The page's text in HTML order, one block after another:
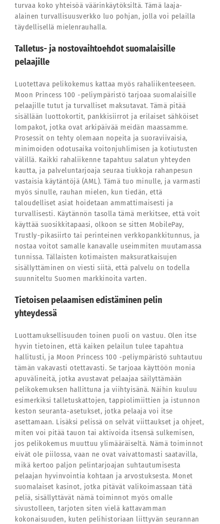
turvaa koko yhteisöä väärinkäytöksiltä. Tämä laaja-
alainen turvallisuusverkko luo pohjan, jolla voi pelailla
täydellisellä mielenrauhalla.
Talletus- ja nostovaihtoehdot suomalaisille
pelaajille
Luotettava pelikokemus kattaa myös rahaliikenteeseen.
Moon Princess 100 -peliympäristö tarjoaa suomalaisille
pelaajille tutut ja turvalliset maksutavat. Tämä pitää
sisällään luottokortit, pankkisiirrot ja erilaiset sähköiset
lompakot, jotka ovat arkipäivää meidän maassamme.
Prosessit on tehty olemaan nopeita ja suoraviivaisia,
minimoiden odotusaika voitonjuhlimisen ja kotiutusten
välillä. Kaikki rahaliikenne tapahtuu salatun yhteyden
kautta, ja palveluntarjoaja seuraa tiukkoja rahanpesun
vastaisia käytäntöjä (AML). Tämä tuo minulle, ja varmasti
myös sinulle, rauhan mielen, kun tiedän, että
taloudelliset asiat hoidetaan ammattimaisesti ja
turvallisesti. Käytännön tasolla tämä merkitsee, että voit
käyttää suosikkitapaasi, olkoon se sitten MobilePay,
Trustly-pikasiirto tai perinteinen verkkopankkitunnus, ja
nostaa voitot samalle kanavalle useimmiten muutamassa
tunnissa. Tällaisten kotimaisten maksuratkaisujen
sisällyttäminen on viesti siitä, että palvelu on todella
suunniteltu Suomen markkinoita varten.
Tietoisen pelaamisen edistäminen pelin
yhteydessä
Luottamuksellisuuden toinen puoli on vastuu. Olen itse
hyvin tietoinen, että kaiken pelailun tulee tapahtua
hallitusti, ja Moon Princess 100 -peliympäristö suhtautuu
tämän vakavasti otettavasti. Se tarjoaa käyttöön monia
apuvälineitä, jotka avustavat pelaajaa säilyttämään
pelikokemuksen hallittuna ja viihtyisänä. Näihin kuuluu
esimerkiksi talletuskattojen, tappiolimiittien ja istunnon
keston seuranta-asetukset, jotka pelaaja voi itse
asettamaan. Lisäksi pelissä on selvät viittaukset ja ohjeet,
miten voi pitää tauon tai aktivoida itsensä sulkemisen,
jos pelikokemus muuttuu ylimääräiseltä. Nämä toiminnot
eivät ole piilossa, vaan ne ovat vaivattomasti saatavilla,
mikä kertoo paljon pelintarjoajan suhtautumisesta
pelaajan hyvinvointia kohtaan ja arvostuksesta. Monet
suomalaiset kasinot, jotka pitävät valikoimassaan tätä
peliä, sisällyttävät nämä toiminnot myös omalle
sivustolleen, tarjoten siten vielä kattavamman
kokonaisuuden, kuten pelihistoriaan liittyvän seurannan